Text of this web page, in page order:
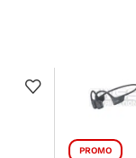
PROMO